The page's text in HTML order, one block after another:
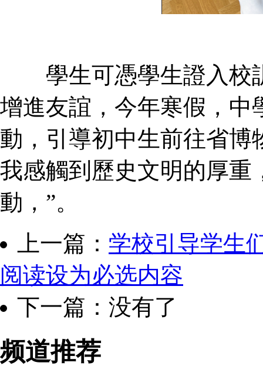
學生可憑學生證入校
增進友誼，今年寒假，中
動，引導初中生前往省博
我感觸到歷史文明的厚重
動，”。
上一篇： 学校引导学生
阅读设为必选内容
下一篇：没有了
频道推荐